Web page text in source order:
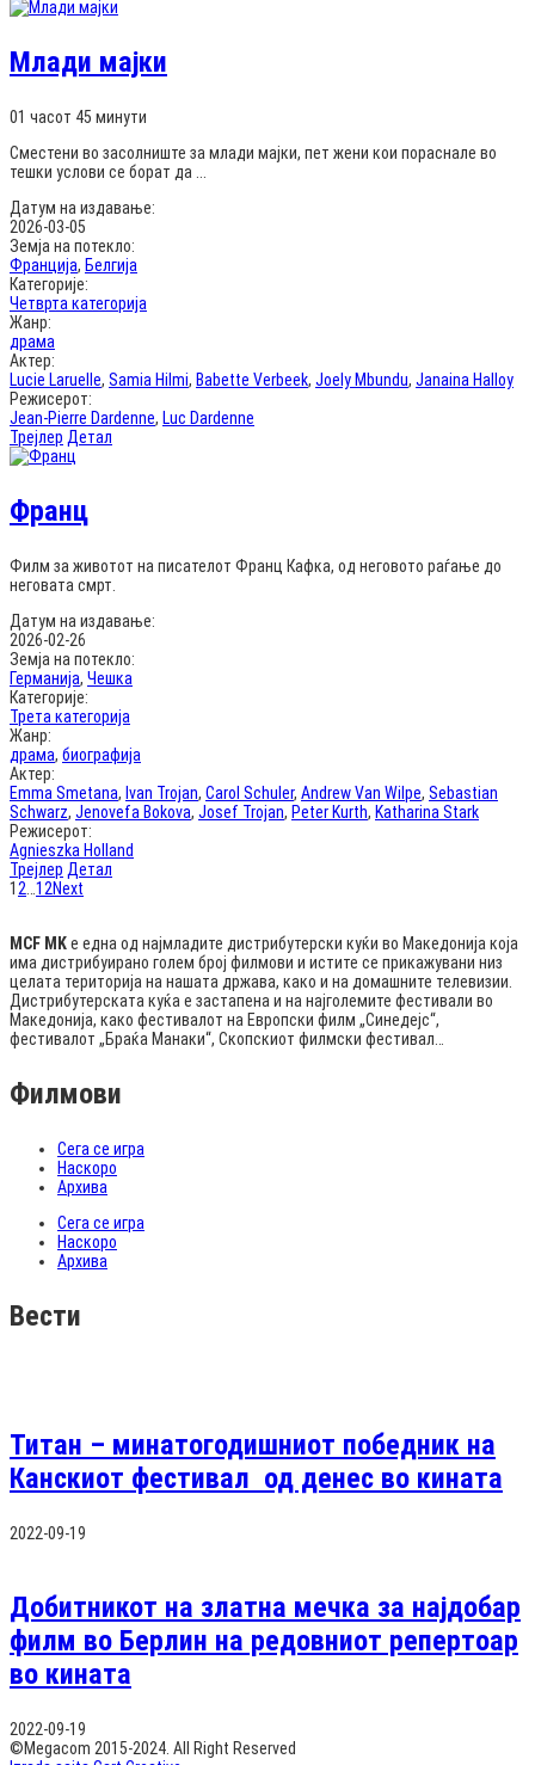
Млади мајки
01 часот 45 минути
Сместени во засолниште за млади мајки, пет жени кои пораснале во
тешки услови се борат да ...
Датум на издавање:
2026-03-05
Земја на потекло:
Франција, Белгија
Категорије:
Четврта категорија
Жанр:
драма
Актер:
Lucie Laruelle, Samia Hilmi, Babette Verbeek, Joely Mbundu, Janaina Halloy
Режисерот:
Jean-Pierre Dardenne, Luc Dardenne
Трејлер Детал
Франц
Филм за животот на писателот Франц Кафка, од неговото раѓање до
неговата смрт.
Датум на издавање:
2026-02-26
Земја на потекло:
Германија, Чешка
Категорије:
Трета категорија
Жанр:
драма, биографија
Актер:
Emma Smetana, Ivan Trojan, Carol Schuler, Andrew Van Wilpe, Sebastian
Schwarz, Jenovefa Bokova, Josef Trojan, Peter Kurth, Katharina Stark
Режисерот:
Agnieszka Holland
Трејлер Детал
12…12Next
MCF MKе една од најмладите дистрибутерски куќи во Македонија која
има дистрибуирано голем број филмови и истите се прикажувани низ
целата територија на нашата држава, како и на домашните телевизии.
Дистрибутерската куќа е застапена и на најголемите фестивали во
Македонија, како фестивалот на Европски филм „Синедејс“,
фестивалот „Браќа Манаки“, Скопскиот филмски фестивал…
Филмови
Сега се игра
Наскоро
Архива
Сега се игра
Наскоро
Архива
Вести
Титан – минатогодишниот победник на
Канскиот фестивал од денес во кината
2022-09-19
Добитникот на златна мечка за најдобар
филм во Берлин на редовниот репертоар
во кината
2022-09-19
©Megacom 2015-2024. All Right Reserved